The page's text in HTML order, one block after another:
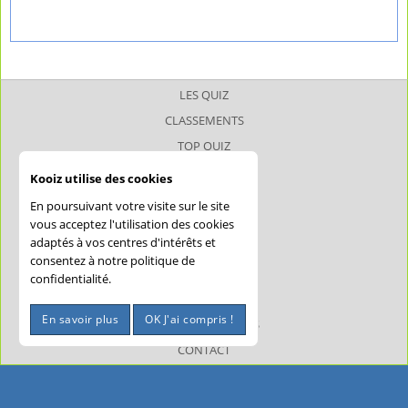
LES QUIZ
CLASSEMENTS
TOP QUIZ
JOKERQUIZ
AIDE
CONFIDENTIALITÉ
MENTIONS LÉGALES
CONTACT
Kooiz utilise des cookies
En poursuivant votre visite sur le site
vous acceptez l'utilisation des cookies
adaptés à vos centres d'intérêts et
consentez à notre politique de
confidentialité.
En savoir plus OK J'ai compris !